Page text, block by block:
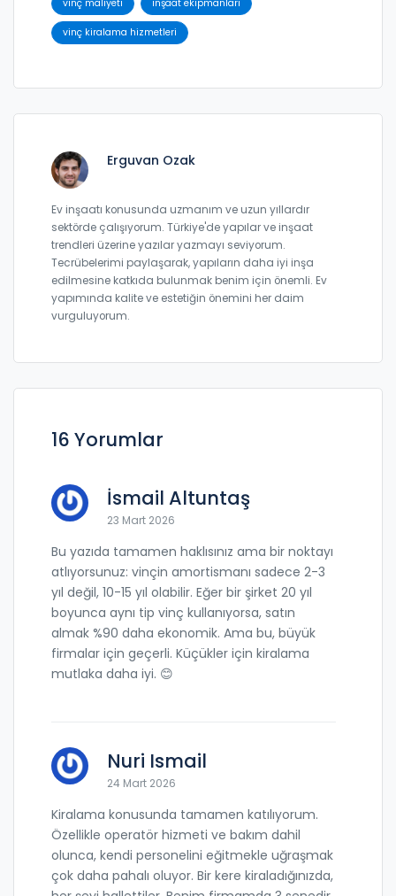
vinç maliyeti inşaat ekipmanları
vinç kiralama hizmetleri
Erguvan Ozak
Ev inşaatı konusunda uzmanım ve uzun yıllardır
sektörde çalışıyorum. Türkiye'de yapılar ve inşaat
trendleri üzerine yazılar yazmayı seviyorum.
Tecrübelerimi paylaşarak, yapıların daha iyi inşa
edilmesine katkıda bulunmak benim için önemli. Ev
yapımında kalite ve estetiğin önemini her daim
vurguluyorum.
16 Yorumlar
İsmail Altuntaş
23 Mart 2026
Bu yazıda tamamen haklısınız ama bir noktayı
atlıyorsunuz: vinçin amortismanı sadece 2-3
yıl değil, 10-15 yıl olabilir. Eğer bir şirket 20 yıl
boyunca aynı tip vinç kullanıyorsa, satın
almak %90 daha ekonomik. Ama bu, büyük
firmalar için geçerli. Küçükler için kiralama
mutlaka daha iyi. 😊
Nuri Ismail
24 Mart 2026
Kiralama konusunda tamamen katılıyorum.
Özellikle operatör hizmeti ve bakım dahil
olunca, kendi personelini eğitmekle uğraşmak
çok daha pahalı oluyor. Bir kere kiraladığınızda,